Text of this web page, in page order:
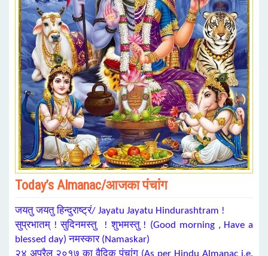
Today’s Almanac/आजका पंचांग
जयतु जयतु हिन्दुराष्ट्रं/ Jayatu Jayatu Hindurashtram !
सुप्रभातम् ! सुदिनमस्तु ! शुभमस्तु ! (Good morning , Have a
blessed day) नमस्कार (Namaskar)
२४ अप्रैल २०१७ का वैदिक पंचांग (As per Hindu Almanac i.e.